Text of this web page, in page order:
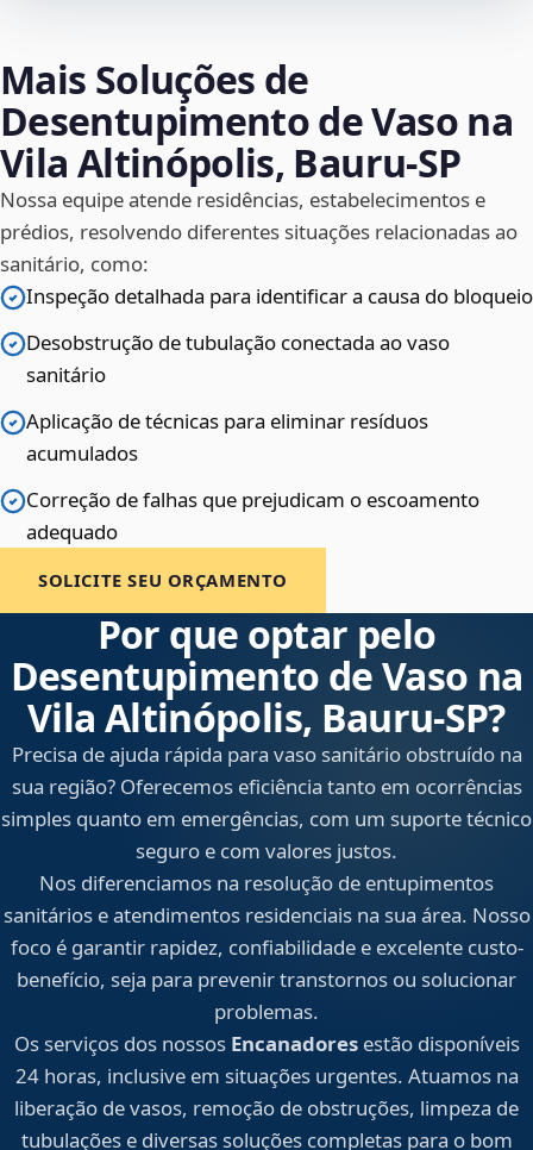
Mais Soluções de
Desentupimento de Vaso na
Vila Altinópolis, Bauru‑SP
Nossa equipe atende residências, estabelecimentos e
prédios, resolvendo diferentes situações relacionadas ao
sanitário, como:
Inspeção detalhada para identificar a causa do bloqueio
Desobstrução de tubulação conectada ao vaso
sanitário
Aplicação de técnicas para eliminar resíduos
acumulados
Correção de falhas que prejudicam o escoamento
adequado
SOLICITE SEU ORÇAMENTO
Por que optar pelo
Desentupimento de Vaso na
Vila Altinópolis, Bauru‑SP?
Precisa de ajuda rápida para vaso sanitário obstruído na
sua região? Oferecemos eficiência tanto em ocorrências
simples quanto em emergências, com um suporte técnico
seguro e com valores justos.
Nos diferenciamos na resolução de entupimentos
sanitários e atendimentos residenciais na sua área. Nosso
foco é garantir rapidez, confiabilidade e excelente custo-
benefício, seja para prevenir transtornos ou solucionar
problemas.
Os serviços dos nossos Encanadoresestão disponíveis
24 horas, inclusive em situações urgentes. Atuamos na
liberação de vasos, remoção de obstruções, limpeza de
tubulações e diversas soluções completas para o bom